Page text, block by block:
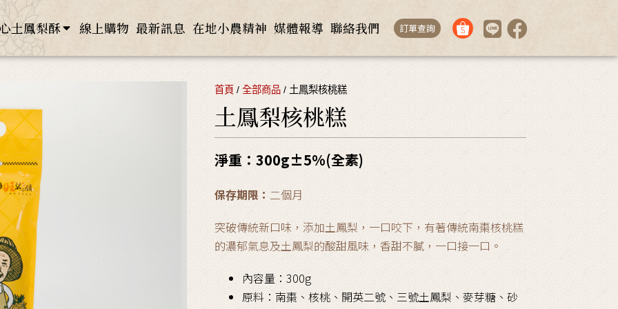
土鳳梨酥 線上購物 最新訊息 在地小農精神 媒體報導 聯絡我們 訂單查詢
首頁 / 全部商品 / 土鳳梨核桃糕
土鳳梨核桃糕
淨重：300g±5%(全素)
保存期限： 二個月
突破傳統新口味，添加土鳳梨，一口咬下，有著傳統南棗核桃糕
的濃郁氣息及土鳳梨的酸甜風味，香甜不膩，一口接一口。
內容量：300g
原料：南棗、核桃、開英二號、三號土鳳梨、麥芽糖、砂